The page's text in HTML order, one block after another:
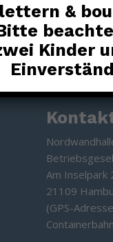
Am Inselpark
21109
(GPS-
&
Kinder